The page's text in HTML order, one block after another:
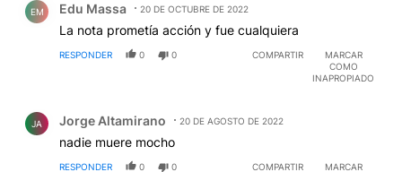
EM Edu Massa 20 DE OCTUBRE DE 2022
La nota prometía acción y fue cualquiera
RESPONDER 0 0 COMPARTIR
MARCAR
COMO
INAPROPIADO
JA Jorge Altamirano 20 DE AGOSTO DE 2022
nadie muere mocho
RESPONDER 0 0 COMPARTIR MARCAR